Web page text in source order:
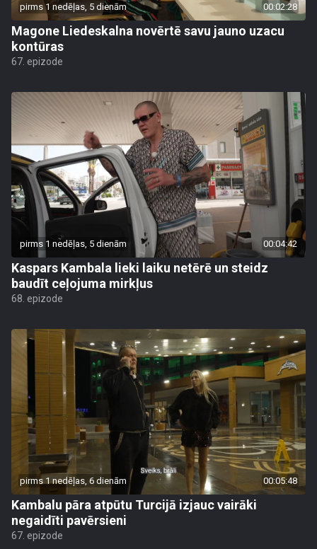
pirms 1 nedēļas, 5 dienām 00:02:28
Magone Liedeskalna novērtē savu jauno uzacu
kontūras
67. epizode
pirms 1 nedēļas, 5 dienām 00:04:42
Kaspars Kambala lieki laiku netērē un steidz
baudīt ceļojuma mirkļus
68. epizode
pirms 1 nedēļas, 6 dienām 00:05:48
Kambalu pāra atpūtu Turcijā izjauc vairāki
negaidīti pavērsieni
67. epizode